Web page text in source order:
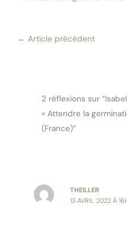
← Article précédent
2 réflexions sur
« Attendre la
(France)”
THEILLER
13 AVRIL 2022 À